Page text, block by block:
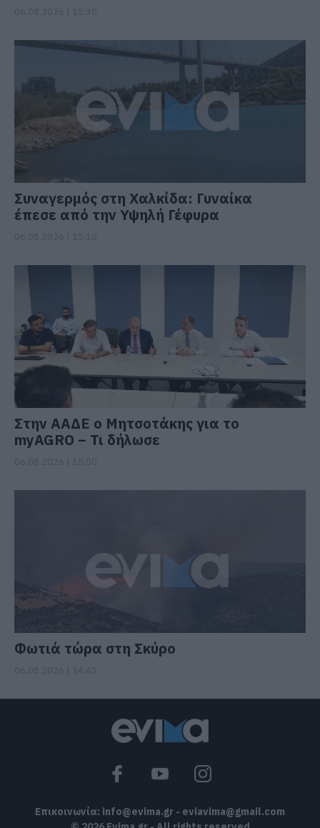
Συναγερμός στη Χαλκίδα: Γυναίκα
έπεσε από την Υψηλή Γέφυρα
Στην ΑΑΔΕ ο Μητσοτάκης για το
myAGRO – Τι δήλωσε
Φωτιά τώρα στη Σκύρο
Επικοινωνία: info@evima.gr - eviavima@gmail.com